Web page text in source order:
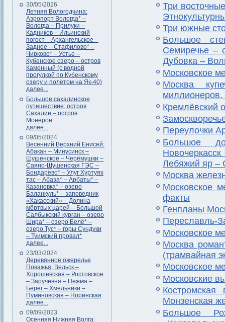
30/05/2026
Летняя Вологодчина:
Аэропорт Вологда* –
Вологда – Прилуки –
Кадников – Ильинский
погост – Архангельское –
Заднее – Стафилово* –
Чирково* – Устье –
Кубенское озеро – остров
Каменный (с водной
прогулкой по Кубенскому
озеру и полётом на Як-40)
далее...
Большое сахалинское
путешествие: остров
Сахалин – остров
Монерон
далее...
09/05/2024
Весенний Верхний Енисей:
Абакан – Минусинск –
Шушенское – Черёмушки –
Саяно-Шушенская ГЭС –
Бондарёво* – Улуг Хуртуях
тас – Абаза* – Арбаты* –
Казановка* – озеро
Баланкуль* – заповедник
«Хакасский» – Долина
мёртвых царей – Большой
Салбыкский курган – озеро
Шира* – озеро Белё* –
озеро Тус* – горы Сундуки
– Туимский провал*
далее...
23/03/2024
Деревянное ожерелье
Поважья: Вельск –
Хорошевская – Ростовское
– Заручевня – Пежма –
Берег – Хмельники –
Пуминовская – Норинская
далее...
09/09/2023
Осенняя Нижняя Волга:
Три
Три южные
Большое
Семиречье –
Дубовка –
Московское
Москва
миллионеров.
Кремлёвский
Переулочки
Большое
Лебяжий яр –
Москва
Московское
факты
Генпланы
Переславль-
Московское
Москва
(трамвайная
Московское
Московские
Монзенская
Большое